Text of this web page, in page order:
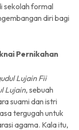
sekolah formal
diri bagi
Pernikahan
Lujain Fii
Lujain, sebuah
suami dan istri
tergugah untuk
agama. Kala itu,